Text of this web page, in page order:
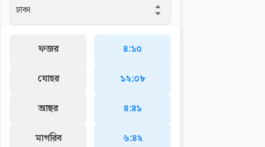
ফজর
যোহর
আছর
মাগরিব
৪:১০
১২:০৮
৪:৪১
৬:৪২